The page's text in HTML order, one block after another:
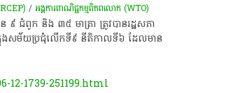
/អង្គការ​ពាណិជ្ជកម្ម​ពិភពលោក (WTO) ​
ជំពូក និង​ ៣៥​ មាត្រា ត្រូវបាន​រដ្ឋសភា​
ង​សម័យប្រជុំ​លើក​ទី​៩ នីតិកាល​ទី​៦ ដែលមាន​
1739-251199.html